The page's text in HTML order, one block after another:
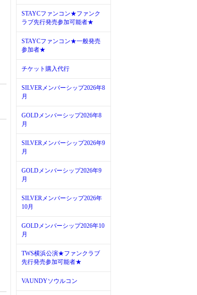
STAYCファンコン★ファンク
ラブ先行発売参加可能者★
STAYCファンコン★一般発売
参加者★
チケット購入代行
SILVERメンバーシップ2026年8
月
GOLDメンバーシップ2026年8
月
SILVERメンバーシップ2026年9
月
GOLDメンバーシップ2026年9
月
SILVERメンバーシップ2026年
10月
GOLDメンバーシップ2026年10
月
TWS横浜公演★ファンクラブ
先行発売参加可能者★
VAUNDYソウルコン